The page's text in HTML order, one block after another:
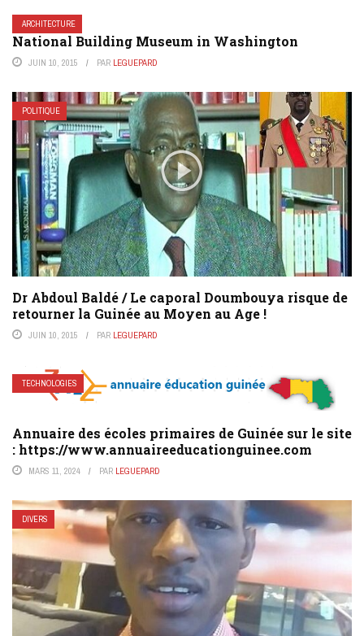
ARCHITECTURE
National Building Museum in Washington
JUIN 10, 2015 PAR LEGUEPARD
POLITIQUE
Dr Abdoul Baldé / Le caporal Doumbouya risque de
retourner la Guinée au Moyen au Age !
JUIN 10, 2015 PAR LEGUEPARD
TECHNOLOGIES
Annuaire des écoles primaires de Guinée sur le site
: https://www.annuaireeducationguinee.com
MARS 11, 2024 PAR LEGUEPARD
DIVERS